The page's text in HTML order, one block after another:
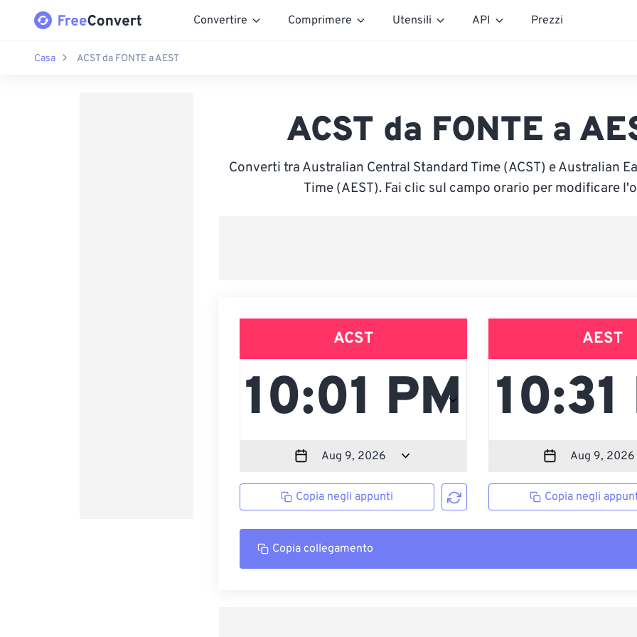
Convertire Comprimere Utensili API Prezzi
Casa ACST da FONTE a AEST
ACST da FONTE a
Converti tra Australian Central Standard Time (ACST) e Australian
Time (AEST). Fai clic sul campo orario per modificare
ACST
Copia negli appunti
AEST
Copia negli
Copia collegamento